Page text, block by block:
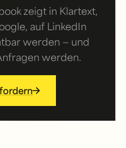
zeigt in Klartext,
auf LinkedIn
werden — und
werden.